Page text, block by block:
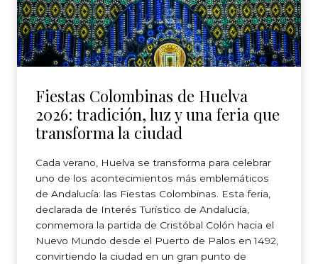
Fiestas Colombinas de Huelva
2026: tradición, luz y una feria que
transforma la ciudad
Cada verano, Huelva se transforma para celebrar
uno de los acontecimientos más emblemáticos
de Andalucía: las Fiestas Colombinas. Esta feria,
declarada de Interés Turístico de Andalucía,
conmemora la partida de Cristóbal Colón hacia el
Nuevo Mundo desde el Puerto de Palos en 1492,
convirtiendo la ciudad en un gran punto de